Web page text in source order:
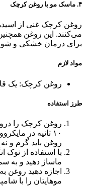
۴. ماسک مو با روغن کرچک
روغن کرچک غنی از
می‌کنند. این روغن
برای درمان خشکی و
مواد لازم
روغن کرچک: یک
طرز استفاده
روغن کرچک را
۱۰ ثانیه در
روغن باید گرم و
با استفاده از
ماساژ دهید و به
موهایتان را با